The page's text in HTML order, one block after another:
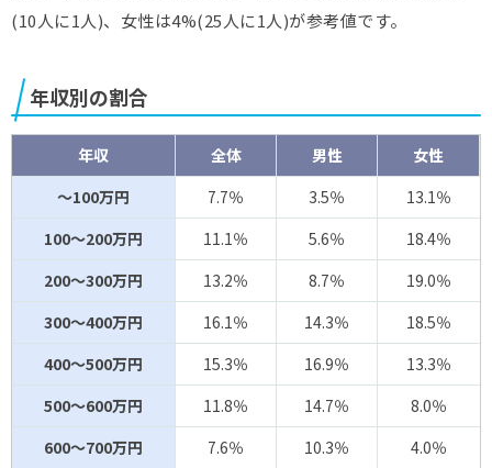
(10人に1人)、女性は4%(25人に1人)が参考値です。
年収別の割合
年収 全体 男性
女性
～100万円
7.7％ 3.5％
13.1％
100～200万円
11.1％ 5.6％
18.4％
200～300万円
13.2％ 8.7％
19.0％
300～400万円
16.1％ 14.3％
18.5％
400～500万円
15.3％ 16.9％
13.3％
500～600万円
11.8％ 14.7％
8.0％
600～700万円
7.6％ 10.3％ 4.0％